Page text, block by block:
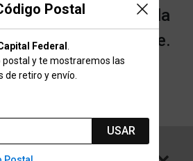
Postal
Federal
postal y te mostraremos las
de retiro y envío.
USAR
resultados para la
que buscaste.